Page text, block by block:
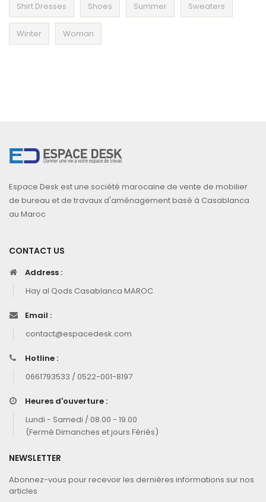
Shirt Dresses Shoes Summer Sweaters
Winter Woman
Espace Desk est une société marocaine de vente de mobilier
de bureau et de travaux d'aménagement basé à Casablanca
au Maroc
CONTACT US
Address :
Hay al Qods Casablanca MAROC
Email :
contact@espacedesk.com
Hotline :
0661793533 / 0522-001-8197
Heures d'ouverture :
Lundi - Samedi / 08.00 - 19.00
(Fermé Dimanches et jours Fériés)
NEWSLETTER
Abonnez-vous pour recevoir les dernières informations sur nos
articles